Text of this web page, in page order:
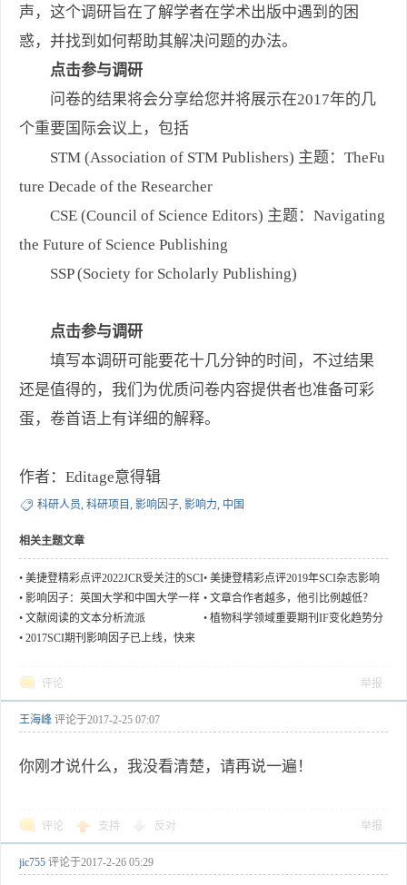
声，这个调研旨在了解学者在学术出版中遇到的困
惑，并找到如何帮助其解决问题的办法。
点击参与调研
问卷的结果将会分享给您并将展示在2017年的几
个重要国际会议上，包括
STM (Association of STM Publishers) 主题：TheFu
ture Decade of the Researcher
CSE (Council of Science Editors) 主题：Navigating
the Future of Science Publishing
SSP (Society for Scholarly Publishing)
点击参与调研
填写本调研可能要花十几分钟的时间，不过结果
还是值得的，我们为优质问卷内容提供者也准备可彩
蛋，卷首语上有详细的解释。
作者：Editage意得辑
科研人员, 科研项目 , 影响因子, 影响力, 中国
相关主题文章
• 美捷登精彩点评2022JCR受关注的SCI
期刊影响因子（上）
• 美捷登精彩点评2019年SCI杂志影响
因子
• 影响因子：英国大学和中国大学一样
痴迷?
• 文章合作者越多，他引比例越低？
• 文献阅读的文本分析流派 • 植物科学领域重要期刊IF变化趋势分
• 2017SCI期刊影响因子已上线，快来
评论 举报
王海峰 评论于2017-2-25 07:07
你刚才说什么，我没看清楚，请再说一遍！
评论 支持 反对 举报
jic755 评论于2017-2-26 05:29